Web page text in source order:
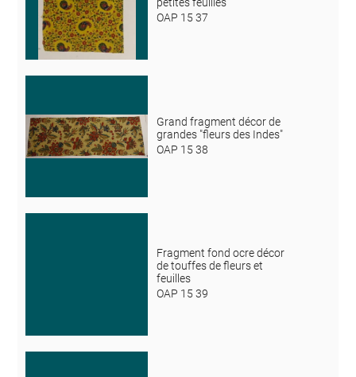
petites feuilles
OAP 15 37
Grand fragment décor de
grandes "fleurs des Indes"
OAP 15 38
Fragment fond ocre décor
de touffes de fleurs et
feuilles
OAP 15 39